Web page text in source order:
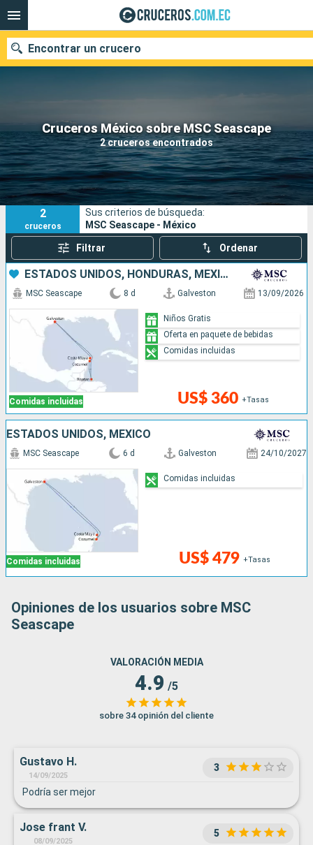
Cruceros México sobre MSC Seascape
2 cruceros encontrados
Encontrar un crucero
Nuestros destinos
Fecha de salida
Puertos Compañías
Buscar
2
cruceros
Sus criterios de búsqueda:
MSC Seascape - México
Filtrar Ordenar
ESTADOS UNIDOS, HONDURAS, MÉXICO
Comidas incluidas
MSC Seascape 8 d Galveston 13/09/2026
US$ 360 +Tasas
Niños Gratis
Oferta en paquete de bebidas
Comidas incluidas
ESTADOS UNIDOS, MÉXICO
Comidas incluidas
MSC Seascape 6 d Galveston 24/10/2027
US$ 479 +Tasas
Comidas incluidas
Opiniones de los usuarios sobre MSC
Seascape
VALORACIÓN MEDIA
4.9 /5
sobre 34 opinión del cliente
Gustavo H.
14/09/2025
3
Podría ser mejor
Jose frant V.
08/09/2025
5